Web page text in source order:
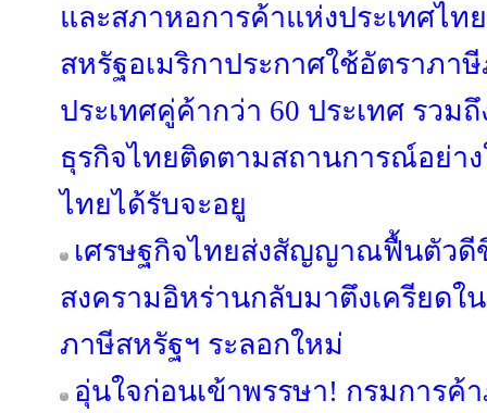
และสภาหอการค้าแห่งประเทศไท
สหรัฐอเมริกาประกาศใช้อัตราภา
ประเทศคู่ค้ากว่า 60 ประเทศ รวม
ธุรกิจไทยติดตามสถานการณ์อย่า
ไทยได้รับจะอยู
เศรษฐกิจไทยส่งสัญญาณฟื้นตัวดี
สงครามอิหร่านกลับมาตึงเครียดใ
ภาษีสหรัฐฯ ระลอกใหม่
อุ่นใจก่อนเข้าพรรษา! กรมการค้